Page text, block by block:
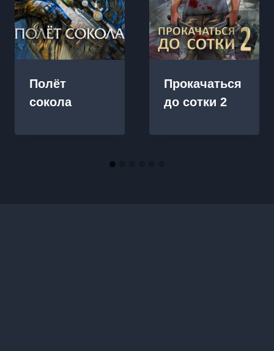
Полёт
сокола
Прокачаться
до сотки 2